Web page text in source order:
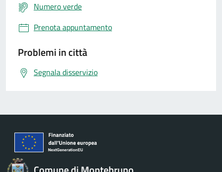
Numero verde
Prenota appuntamento
Problemi in città
Segnala disservizio